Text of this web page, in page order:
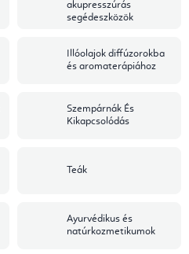
akupresszúrás
segédeszközök
Illóolajok diffúzorokba
és aromaterápiához
Szempárnák És
Kikapcsolódás
Teák
Ayurvédikus és
natúrkozmetikumok